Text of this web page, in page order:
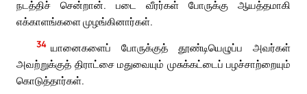
நடத்திச் சென்றான். படை வீரர்கள் போருக்கு ஆயத்தமாகி
எக்காளங்களை முழங்கினார்கள்.
34 யானைகளைப் போருக்குத் தூண்டியெழுப்ப அவர்கள்
அவற்றுக்குத் திராட்சை மதுவையும் முசுக்கட்டைப் பழச்சாற்றையும்
கொடுத்தார்கள்.